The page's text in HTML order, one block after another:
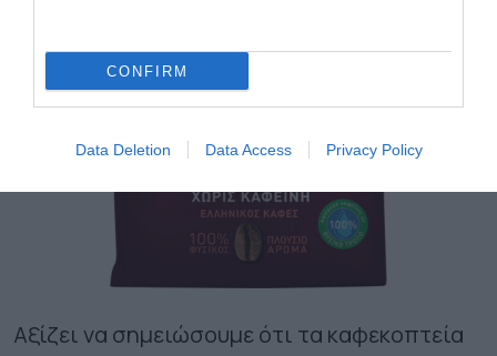
CONFIRM
Data Deletion Data Access Privacy Policy
Αξίζει να σημειώσουμε ότι τα καφεκοπτεία